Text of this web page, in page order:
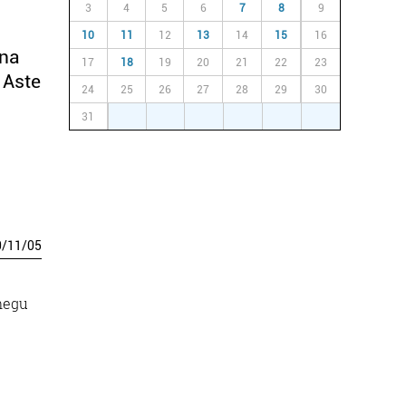
/11/05
3 4 5 6 7 8 9
10 11 12 13 14 15 16
17 18 19 20 21 22 23
24 25 26 27 28 29 30
31